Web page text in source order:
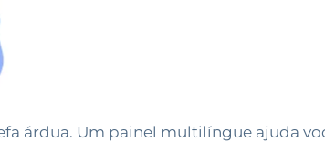
árdua. Um painel multilíngue ajuda